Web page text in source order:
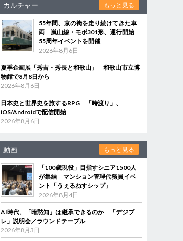
カルチャー もっと見る
55年間、京の街を走り続けてきた車
両 嵐山線・モボ301形、運行開始
55周年イベントを開催
2026年8月6日
夏季企画展「秀吉・秀長と和歌山」 和歌山市立博
物館で8月8日から
2026年8月6日
日本史と世界史を旅するRPG 「時渡り」、
iOS/Androidで配信開始
2026年8月6日
動画 もっと見る
「100歳現役」目指すシニア1500人
が集結 マンション管理代務員イベ
ント「うぇるねすシップ」
2026年8月4日
AI時代、「暗黙知」は継承できるのか 「デジブ
レ」説明会／ラウンドテーブル
2026年8月3日